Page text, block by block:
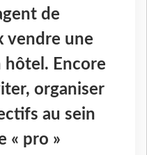
de
vendre une
Encore
organiser
au sein
« pro »